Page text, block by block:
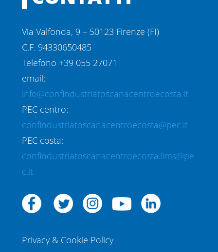
Via Valfonda, 9 – 50123 Firenze (FI)
C.F. 94330650485
Telefono +39 055 27071
email:
info@confindustriatoscanacentroecosta.it
PEC centro:
confindustriatoscanacentroecosta@pec.it
PEC costa:
confindustriatoscanacentroecosta.lims@pe
c.it
Privacy & Cookie Policy